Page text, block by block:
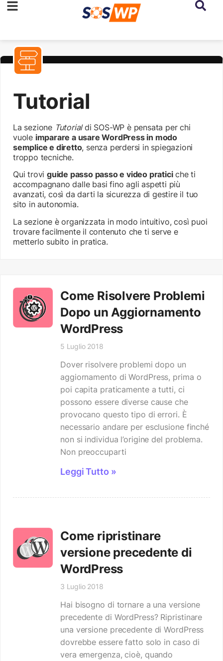
Tutorial
La sezione Tutorialdi SOS-WP è pensata per chi
vuole imparare a usare WordPress in modo
semplice e diretto, senza perdersi in spiegazioni
troppo tecniche.
Qui trovi guide passo passo e video praticiche ti
accompagnano dalle basi fino agli aspetti più
avanzati, così da darti la sicurezza di gestire il tuo
sito in autonomia.
La sezione è organizzata in modo intuitivo, così puoi
trovare facilmente il contenuto che ti serve e
metterlo subito in pratica.
Come Risolvere Problemi
Dopo un Aggiornamento
WordPress
5 Luglio 2018
Dover risolvere problemi dopo un
aggiornamento di WordPress, prima o
poi capita praticamente a tutti, ci
possono essere diverse cause che
provocano questo tipo di errori. È
necessario andare per esclusione finché
non si individua l’origine del problema.
Non preoccuparti
Leggi Tutto »
Come ripristinare
versione precedente di
WordPress
3 Luglio 2018
Hai bisogno di tornare a una versione
precedente di WordPress? Ripristinare
una versione precedente di WordPress
dovrebbe essere fatto solo in caso di
vera emergenza, cioè, quando